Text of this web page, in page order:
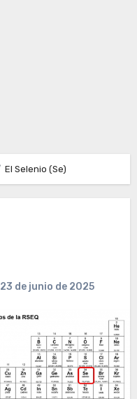
El Selenio (Se)
23 de junio de 2025